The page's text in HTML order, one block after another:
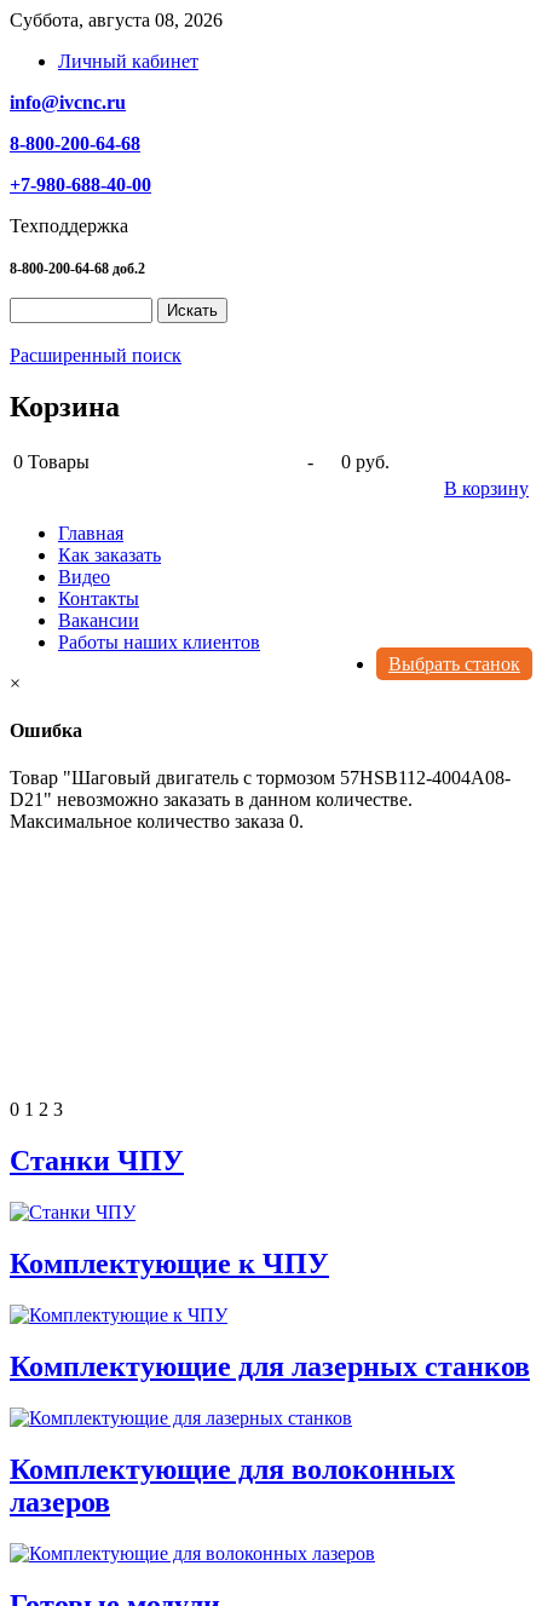
Суббота, августа 08, 2026
Личный кабинет
info@ivcnc.ru
8-800-200-64-68
+7-980-688-40-00
Техподдержка
8-800-200-64-68 доб.2
Расширенный поиск
Корзина
0 Товары -
0 руб.
В корзину
Главная
Как заказать
Видео
Контакты
Вакансии
Работы наших клиентов
Выбрать станок
×
Ошибка
Товар "Шаговый двигатель с тормозом 57HSB112-4004A08-
D21" невозможно заказать в данном количестве.
Максимальное количество заказа 0.
0 1 2 3
Станки ЧПУ
Комплектующие к ЧПУ
Комплектующие для лазерных станков
Комплектующие для волоконных
лазеров